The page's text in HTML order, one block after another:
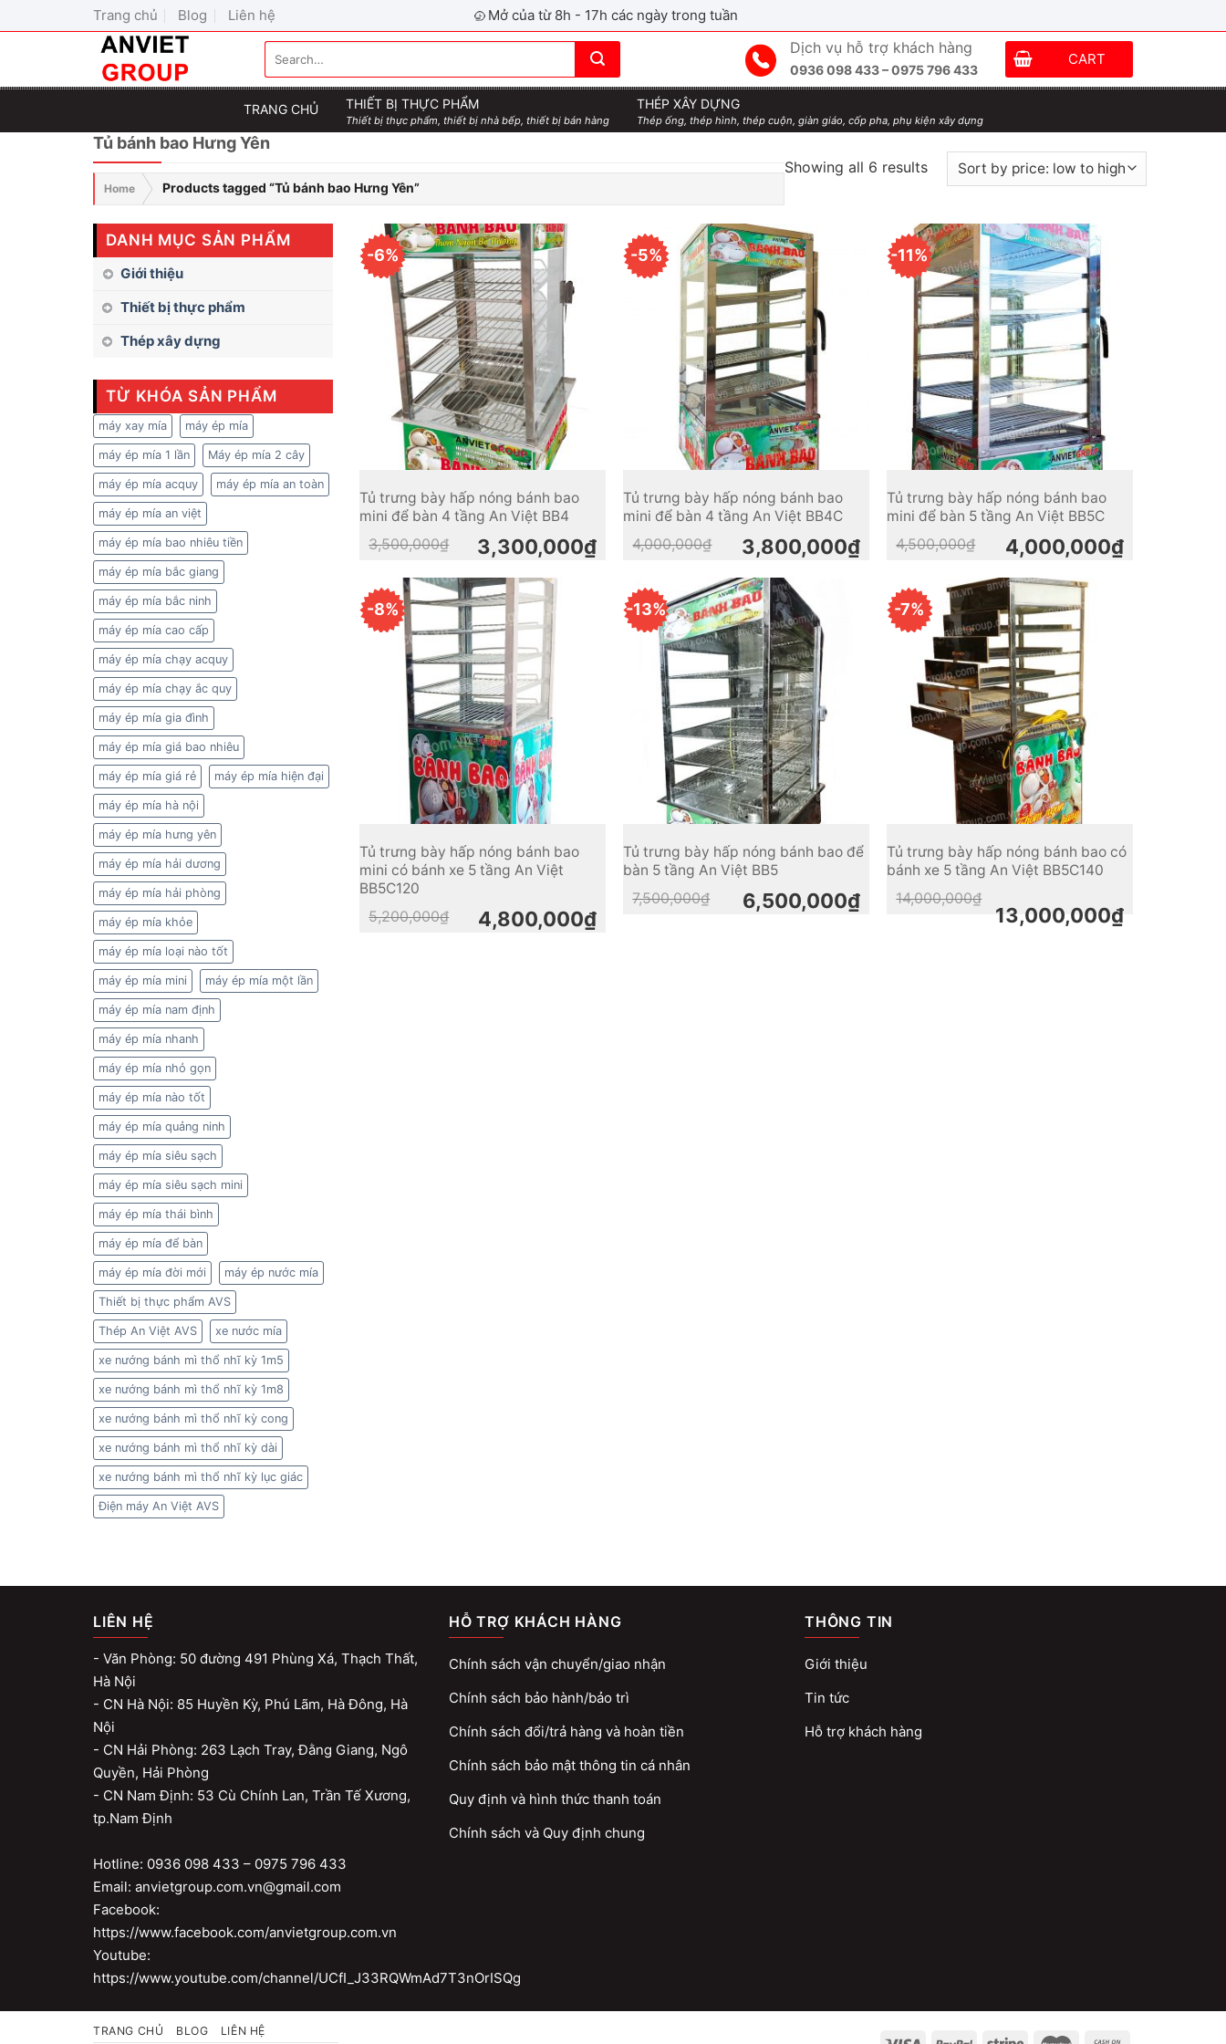
to
Trang chủ Blog Liên hệ Mở của từ 8h - 17h các ngày trong tuần
for:
Dịch vụ hỗ trợ khách hàng
0936 098 433 – 0975 796 433
CART
TRANG CHỦ THIẾT BỊ THỰC PHẨM
Thiết bị thực phẩm, thiết bị nhà bếp, thiết bị bán hàng
THÉP XÂY DỰNG
Thép ống, thép hình, thép cuộn, giàn giáo, cốp pha, phụ kiện xây dựng
Tủ bánh bao Hưng Yên
Home Products tagged “Tủ bánh bao Hưng Yên”
Showing all 6 results
DANH MỤC SẢN PHẨM
Giới thiệu
Thiết bị thực phẩm
Thép xây dựng
TỪ KHÓA SẢN PHẨM
máy xay mía máy ép mía
máy ép mía 1 lần Máy ép mía 2 cây
máy ép mía acquy máy ép mía an toàn
máy ép mía an việt
máy ép mía bao nhiêu tiền
máy ép mía bắc giang
máy ép mía bắc ninh
máy ép mía cao cấp
máy ép mía chạy acquy
máy ép mía chạy ắc quy
máy ép mía gia đình
máy ép mía giá bao nhiêu
máy ép mía giá rẻ máy ép mía hiện đại
máy ép mía hà nội
máy ép mía hưng yên
máy ép mía hải dương
máy ép mía hải phòng
máy ép mía khỏe
máy ép mía loại nào tốt
máy ép mía mini máy ép mía một lần
máy ép mía nam định
máy ép mía nhanh
máy ép mía nhỏ gọn
máy ép mía nào tốt
máy ép mía quảng ninh
máy ép mía siêu sạch
máy ép mía siêu sạch mini
máy ép mía thái bình
máy ép mía để bàn
máy ép mía đời mới máy ép nước mía
Thiết bị thực phẩm AVS
Thép An Việt AVS xe nước mía
xe nướng bánh mì thổ nhĩ kỳ 1m5
xe nướng bánh mì thổ nhĩ kỳ 1m8
xe nướng bánh mì thổ nhĩ kỳ cong
xe nướng bánh mì thổ nhĩ kỳ dài
xe nướng bánh mì thổ nhĩ kỳ lục giác
Điện máy An Việt AVS
-6%
Tủ trưng bày hấp nóng bánh bao
mini để bàn 4 tầng An Việt BB4
3,500,000₫
Original
price
3,500,000₫.
3,300,000₫
Current
price
3,300,000₫.
-5%
Tủ trưng bày hấp nóng bánh bao
mini để bàn 4 tầng An Việt BB4C
4,000,000₫
Original
price
4,000,000₫.
3,800,000₫
Current
price
3,800,000₫.
-11%
Tủ trưng bày hấp nóng bánh bao
mini để bàn 5 tầng An Việt BB5C
4,500,000₫
Original
price
4,500,000₫.
4,000,000₫
Current
price
4,000,000₫.
-8%
Tủ trưng bày hấp nóng bánh bao
mini có bánh xe 5 tầng An Việt
BB5C120
5,200,000₫
Original
price4,800,000₫
Current
price
-13%
Tủ trưng bày hấp nóng bánh bao để
bàn 5 tầng An Việt BB5
7,500,000₫
Original
price6,500,000₫
Current
price
-7%
Tủ trưng bày hấp nóng bánh bao có
bánh xe 5 tầng An Việt BB5C140
14,000,000₫
price
was:
13,000,000₫
price
is:
LIÊN HỆ
- Văn Phòng: 50 đường 491 Phùng Xá, Thạch Thất,
Hà Nội
- CN Hà Nội: 85 Huyền Kỳ, Phú Lãm, Hà Đông, Hà
Nội
- CN Hải Phòng: 263 Lạch Tray, Đằng Giang, Ngô
Quyền, Hải Phòng
- CN Nam Định: 53 Cù Chính Lan, Trần Tế Xương,
tp.Nam Định
Hotline: 0936 098 433 – 0975 796 433
Email: anvietgroup.com.vn@gmail.com
Facebook:
https://www.facebook.com/anvietgroup.com.vn
Youtube:
https://www.youtube.com/channel/UCfI_J33RQWmAd7T3nOrISQg
HỖ TRỢ KHÁCH HÀNG
Chính sách vận chuyển/giao nhận
Chính sách bảo hành/bảo trì
Chính sách đổi/trả hàng và hoàn tiền
Chính sách bảo mật thông tin cá nhân
Quy định và hình thức thanh toán
Chính sách và Quy định chung
THÔNG TIN
Giới thiệu
Tin tức
Hỗ trợ khách hàng
TRANG CHỦ BLOG LIÊN HỆ